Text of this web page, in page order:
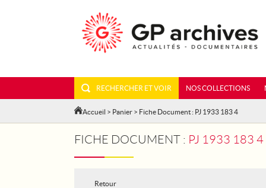
RECHERCHER ET VOIR NOS COLLECTIONS
Accueil > Panier > Fiche Document : PJ 1933 183 4
FICHE DOCUMENT : PJ 1933 183 4
Retour